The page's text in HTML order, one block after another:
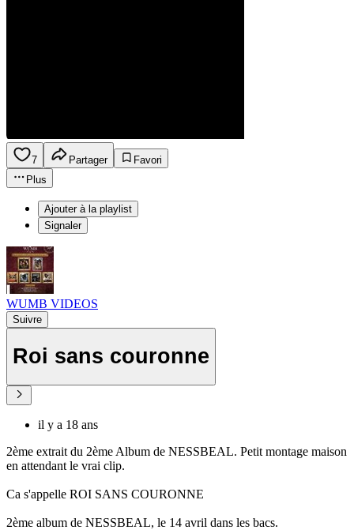
7 Partager
Favori
Plus
Ajouter à la playlist
Signaler
WUMB VIDEOS
Suivre
Roi sans couronne
il y a 18 ans
2ème extrait du 2ème Album de NESSBEAL. Petit montage maison
en attendant le vrai clip.
Ca s'appelle ROI SANS COURONNE
2ème album de NESSBEAL, le 14 avril dans les bacs.